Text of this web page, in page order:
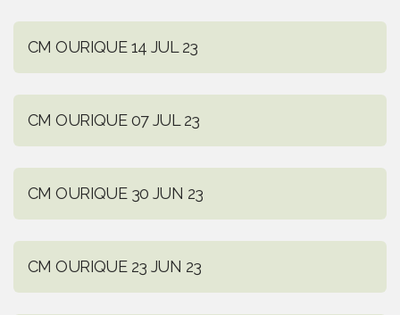
CM OURIQUE 14 JUL 23
CM OURIQUE 07 JUL 23
CM OURIQUE 30 JUN 23
CM OURIQUE 23 JUN 23